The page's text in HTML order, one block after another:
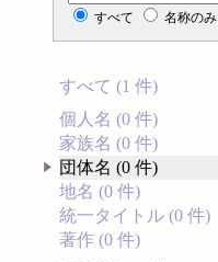
すべて 名称のみ
すべて (1 件)
個人名 (0 件)
家族名 (0 件)
団体名 (0 件)
地名 (0 件)
統一タイトル (0 件)
著作 (0 件)